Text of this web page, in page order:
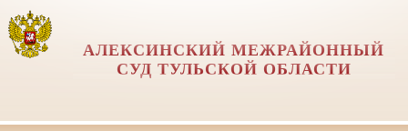
АЛЕКСИНСКИЙ МЕЖРАЙОННЫЙ
СУД ТУЛЬСКОЙ ОБЛАСТИ